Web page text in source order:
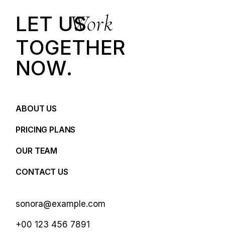
LET USWork
TOGETHER
NOW.
ABOUT US
PRICING PLANS
OUR TEAM
CONTACT US
sonora@example.com
+00 123 456 7891